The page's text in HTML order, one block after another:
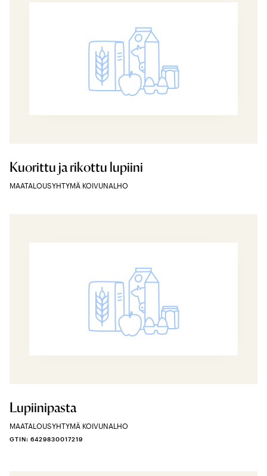
Kuorittu ja rikottu lupiini
MAATALOUSYHTYMÄ KOIVUNALHO
Lupiinipasta
MAATALOUSYHTYMÄ KOIVUNALHO
GTIN: 6429830017219